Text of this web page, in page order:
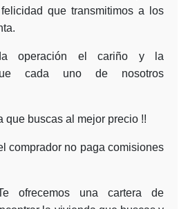
que transmitimos a los
operación el cariño y la
cada uno de nosotros
que buscas al mejor precio !!
comprador no paga comisiones
ofrecemos una cartera de